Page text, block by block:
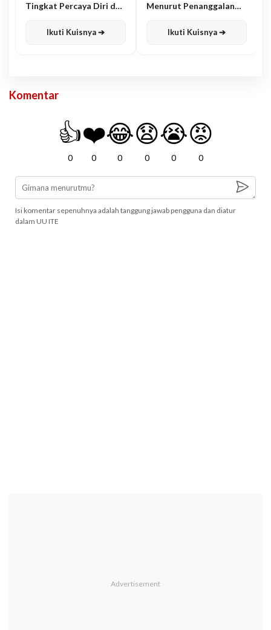
Tingkat Percaya Diri dan
Ikuti Kuisnya ➔
Menurut Penanggalan
Ikuti Kuisnya ➔
Komentar
👍
0
❤️
0
😂
0
😧
0
😭
0
😡
0
Isi komentar sepenuhnya adalah tanggung jawab pengguna dan diatur
dalam UU ITE